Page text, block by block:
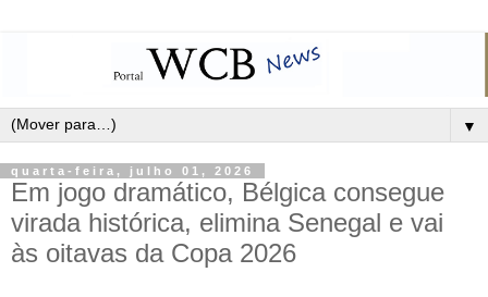
▼
quarta-feira, julho 01, 2026
Em jogo dramático, Bélgica consegue
virada histórica, elimina Senegal e vai
às oitavas da Copa 2026